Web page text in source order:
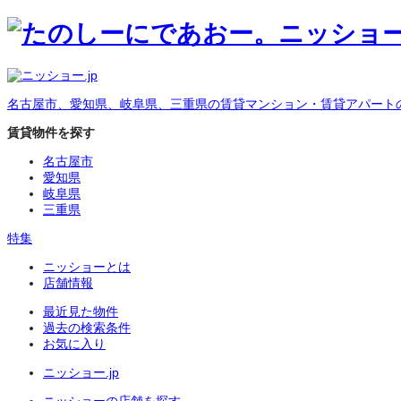
名古屋市、愛知県、岐阜県、三重県の賃貸マンション・賃貸アパート
賃貸物件を探す
名古屋市
愛知県
岐阜県
三重県
特集
ニッショーとは
店舗情報
最近見た物件
過去の検索条件
お気に入り
ニッショー.jp